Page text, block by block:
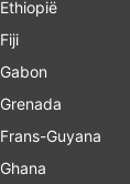
Ethiopië
Fiji
Gabon
Grenada
Frans-Guyana
Ghana